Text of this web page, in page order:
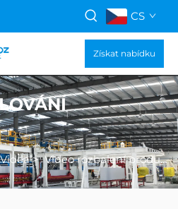
CS
Získat nabídku
Videa>Video rozbalení produktu